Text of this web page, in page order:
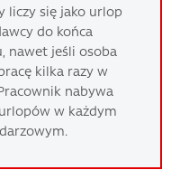
liczy się jako urlop
do końca
nawet jeśli osoba
kilka razy w
nabywa
w każdym